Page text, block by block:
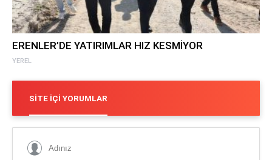
YEREL
ERENLER’DE YATIRIMLAR HIZ KESMİYOR
SITE İÇI YORUMLAR